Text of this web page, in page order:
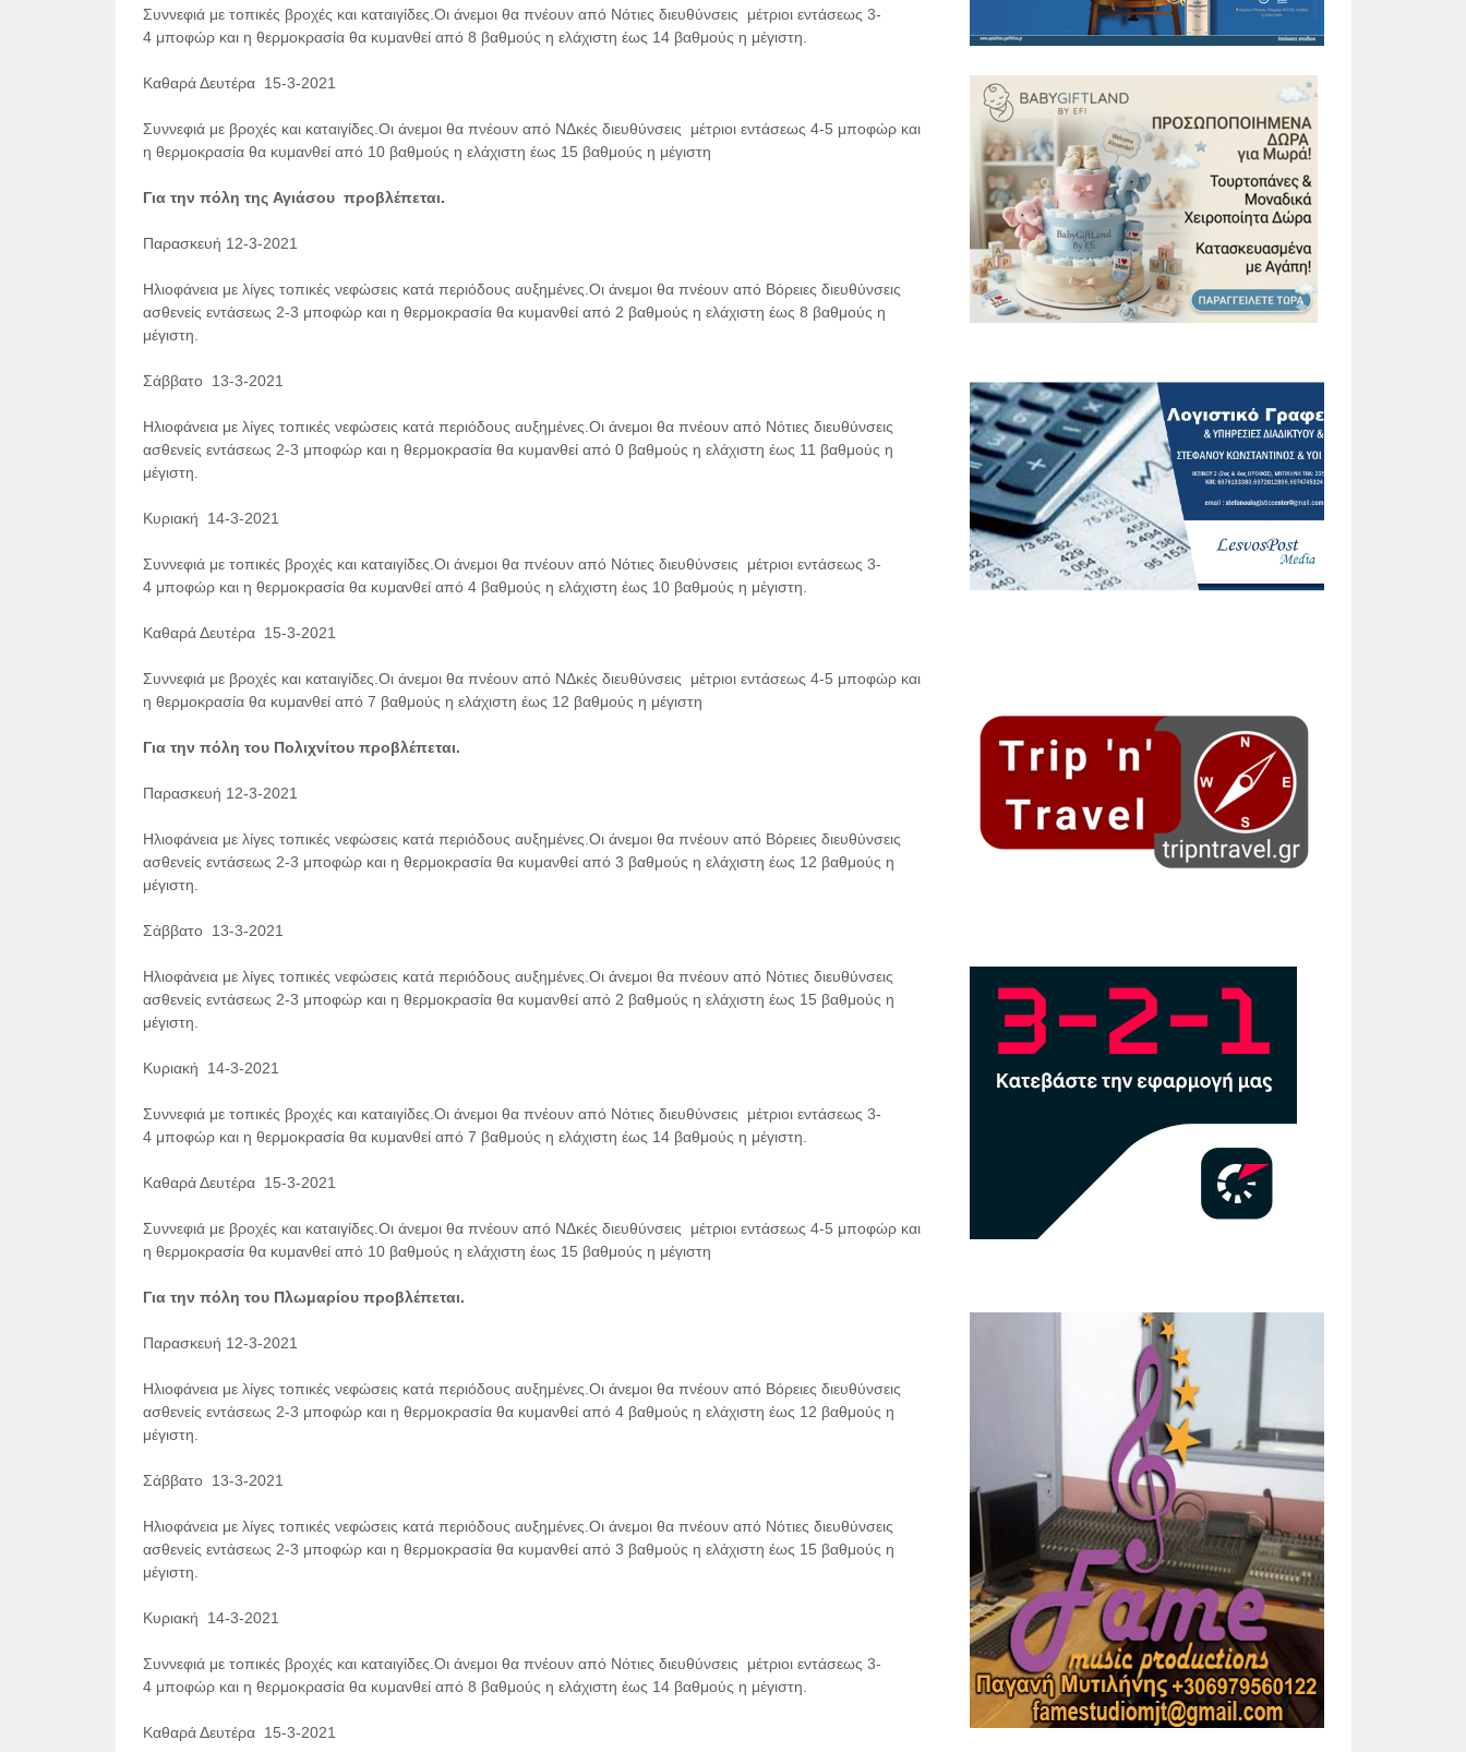
Συννεφιά με τοπικές βροχές και καταιγίδες.Οι άνεμοι θα πνέουν από Νότιες διευθύνσεις μέτριοι εντάσεως 3-
4 μποφώρ και η θερμοκρασία θα κυμανθεί από 8 βαθμούς η ελάχιστη έως 14 βαθμούς η μέγιστη.
Καθαρά Δευτέρα 15-3-2021
Συννεφιά με βροχές και καταιγίδες.Οι άνεμοι θα πνέουν από ΝΔκές διευθύνσεις μέτριοι εντάσεως 4-5 μποφώρ και
η θερμοκρασία θα κυμανθεί από 10 βαθμούς η ελάχιστη έως 15 βαθμούς η μέγιστη
Για την πόλη της Αγιάσου προβλέπεται.
Παρασκευή 12-3-2021
Ηλιοφάνεια με λίγες τοπικές νεφώσεις κατά περιόδους αυξημένες.Οι άνεμοι θα πνέουν από Βόρειες διευθύνσεις
ασθενείς εντάσεως 2-3 μποφώρ και η θερμοκρασία θα κυμανθεί από 2 βαθμούς η ελάχιστη έως 8 βαθμούς η
μέγιστη.
Σάββατο 13-3-2021
Ηλιοφάνεια με λίγες τοπικές νεφώσεις κατά περιόδους αυξημένες.Οι άνεμοι θα πνέουν από Νότιες διευθύνσεις
ασθενείς εντάσεως 2-3 μποφώρ και η θερμοκρασία θα κυμανθεί από 0 βαθμούς η ελάχιστη έως 11 βαθμούς η
μέγιστη.
Κυριακή 14-3-2021
Συννεφιά με τοπικές βροχές και καταιγίδες.Οι άνεμοι θα πνέουν από Νότιες διευθύνσεις μέτριοι εντάσεως 3-
4 μποφώρ και η θερμοκρασία θα κυμανθεί από 4 βαθμούς η ελάχιστη έως 10 βαθμούς η μέγιστη.
Καθαρά Δευτέρα 15-3-2021
Συννεφιά με βροχές και καταιγίδες.Οι άνεμοι θα πνέουν από ΝΔκές διευθύνσεις μέτριοι εντάσεως 4-5 μποφώρ και
η θερμοκρασία θα κυμανθεί από 7 βαθμούς η ελάχιστη έως 12 βαθμούς η μέγιστη
Για την πόλη του Πολιχνίτου προβλέπεται.
Παρασκευή 12-3-2021
Ηλιοφάνεια με λίγες τοπικές νεφώσεις κατά περιόδους αυξημένες.Οι άνεμοι θα πνέουν από Βόρειες διευθύνσεις
ασθενείς εντάσεως 2-3 μποφώρ και η θερμοκρασία θα κυμανθεί από 3 βαθμούς η ελάχιστη έως 12 βαθμούς η
μέγιστη.
Σάββατο 13-3-2021
Ηλιοφάνεια με λίγες τοπικές νεφώσεις κατά περιόδους αυξημένες.Οι άνεμοι θα πνέουν από Νότιες διευθύνσεις
ασθενείς εντάσεως 2-3 μποφώρ και η θερμοκρασία θα κυμανθεί από 2 βαθμούς η ελάχιστη έως 15 βαθμούς η
μέγιστη.
Κυριακή 14-3-2021
Συννεφιά με τοπικές βροχές και καταιγίδες.Οι άνεμοι θα πνέουν από Νότιες διευθύνσεις μέτριοι εντάσεως 3-
4 μποφώρ και η θερμοκρασία θα κυμανθεί από 7 βαθμούς η ελάχιστη έως 14 βαθμούς η μέγιστη.
Καθαρά Δευτέρα 15-3-2021
Συννεφιά με βροχές και καταιγίδες.Οι άνεμοι θα πνέουν από ΝΔκές διευθύνσεις μέτριοι εντάσεως 4-5 μποφώρ και
η θερμοκρασία θα κυμανθεί από 10 βαθμούς η ελάχιστη έως 15 βαθμούς η μέγιστη
Για την πόλη του Πλωμαρίου προβλέπεται.
Παρασκευή 12-3-2021
Ηλιοφάνεια με λίγες τοπικές νεφώσεις κατά περιόδους αυξημένες.Οι άνεμοι θα πνέουν από Βόρειες διευθύνσεις
ασθενείς εντάσεως 2-3 μποφώρ και η θερμοκρασία θα κυμανθεί από 4 βαθμούς η ελάχιστη έως 12 βαθμούς η
μέγιστη.
Σάββατο 13-3-2021
Ηλιοφάνεια με λίγες τοπικές νεφώσεις κατά περιόδους αυξημένες.Οι άνεμοι θα πνέουν από Νότιες διευθύνσεις
ασθενείς εντάσεως 2-3 μποφώρ και η θερμοκρασία θα κυμανθεί από 3 βαθμούς η ελάχιστη έως 15 βαθμούς η
μέγιστη.
Κυριακή 14-3-2021
Συννεφιά με τοπικές βροχές και καταιγίδες.Οι άνεμοι θα πνέουν από Νότιες διευθύνσεις μέτριοι εντάσεως 3-
4 μποφώρ και η θερμοκρασία θα κυμανθεί από 8 βαθμούς η ελάχιστη έως 14 βαθμούς η μέγιστη.
Καθαρά Δευτέρα 15-3-2021